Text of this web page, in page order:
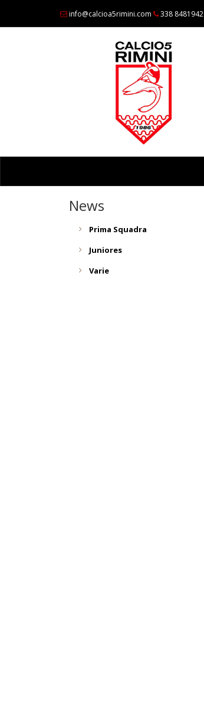
info@calcioa5rimini.com 338 8481942
News
Prima Squadra
Juniores
Varie